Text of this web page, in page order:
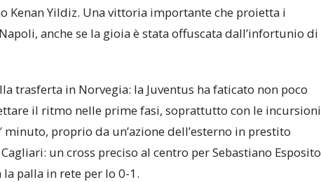
Kenan Yildiz. Una vittoria importante che proietta i
anche se la gioia è stata offuscata dall’infortunio di
trasferta in Norvegia: la Juventus ha faticato non poco
il ritmo nelle prime fasi, soprattutto con le incursioni
minuto, proprio da un’azione dell’esterno in prestito
un cross preciso al centro per Sebastiano Esposito
palla in rete per lo 0-1.